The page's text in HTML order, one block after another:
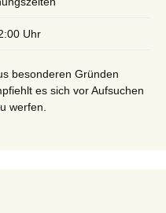
Uhr
besonderen Gründen
es sich vor Aufsuchen
werfen.